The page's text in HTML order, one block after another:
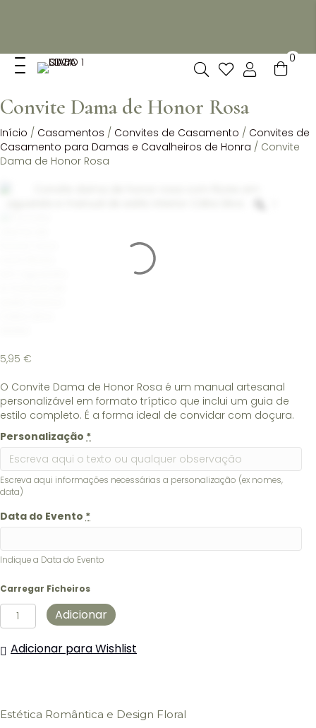
0
Convite Dama de Honor Rosa
Início / Casamentos / Convites de Casamento / Convites de
Casamento para Damas e Cavalheiros de Honra / Convite
Dama de Honor Rosa
5,95 €
O Convite Dama de Honor Rosa é um manual artesanal
personalizável em formato tríptico que inclui um guia de
estilo completo. É a forma ideal de convidar com doçura.
Personalização *
Escreva aqui informações necessárias a personalização (ex nomes,
data)
Data do Evento *
Indique a Data do Evento
Carregar Ficheiros
Quantidade
de
Dama
Adicionar
Adicionar para Wishlist
Estética Romântica e Design Floral